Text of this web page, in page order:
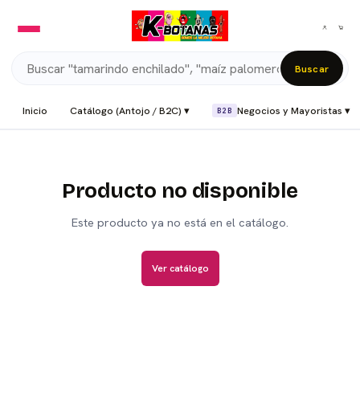
Buscar
Inicio Catálogo (Antojo / B2C) ▾ B2B Negocios y Mayoristas ▾
Producto no disponible
Este producto ya no está en el catálogo.
Ver catálogo